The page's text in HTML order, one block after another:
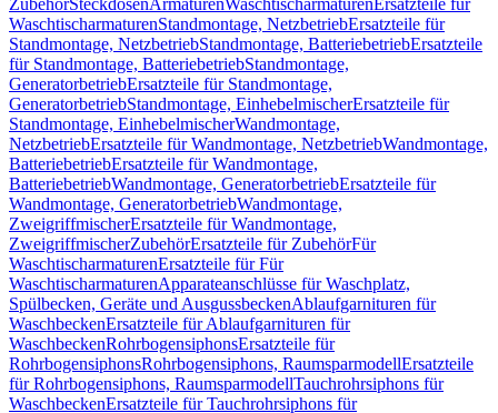
ZubehörSteckdosenArmaturenWaschtischarmaturen Ersatzteile für
WaschtischarmaturenStandmontage, NetzbetriebErsatzteile für
Standmontage, NetzbetriebStandmontage, BatteriebetriebErsatzteile
für Standmontage, BatteriebetriebStandmontage,
GeneratorbetriebErsatzteile für Standmontage,
GeneratorbetriebStandmontage, EinhebelmischerErsatzteile für
Standmontage, EinhebelmischerWandmontage,
NetzbetriebErsatzteile für Wandmontage, NetzbetriebWandmontage,
BatteriebetriebErsatzteile für Wandmontage,
BatteriebetriebWandmontage, GeneratorbetriebErsatzteile für
Wandmontage, GeneratorbetriebWandmontage,
ZweigriffmischerErsatzteile für Wandmontage,
ZweigriffmischerZubehörErsatzteile für ZubehörFür
WaschtischarmaturenErsatzteile für Für
WaschtischarmaturenApparateanschlüsse für Waschplatz,
Spülbecken, Geräte und AusgussbeckenAblaufgarnituren für
WaschbeckenErsatzteile für Ablaufgarnituren für
WaschbeckenRohrbogensiphonsErsatzteile für
RohrbogensiphonsRohrbogensiphons, RaumsparmodellErsatzteile
für Rohrbogensiphons, RaumsparmodellTauchrohrsiphons für
WaschbeckenErsatzteile für Tauchrohrsiphons für